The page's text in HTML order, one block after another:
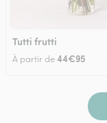
Tutti frutti
À partir de44€95